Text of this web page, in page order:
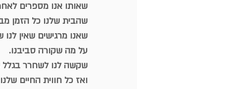
שאותו אנו מספרים
שהבית שלנו כל הזמן
שאנו מרגישים שאין לנו
על מה שקורה סביבנו.
שקשה לנו לשחרר בגלל
ואז כל חווית החיים